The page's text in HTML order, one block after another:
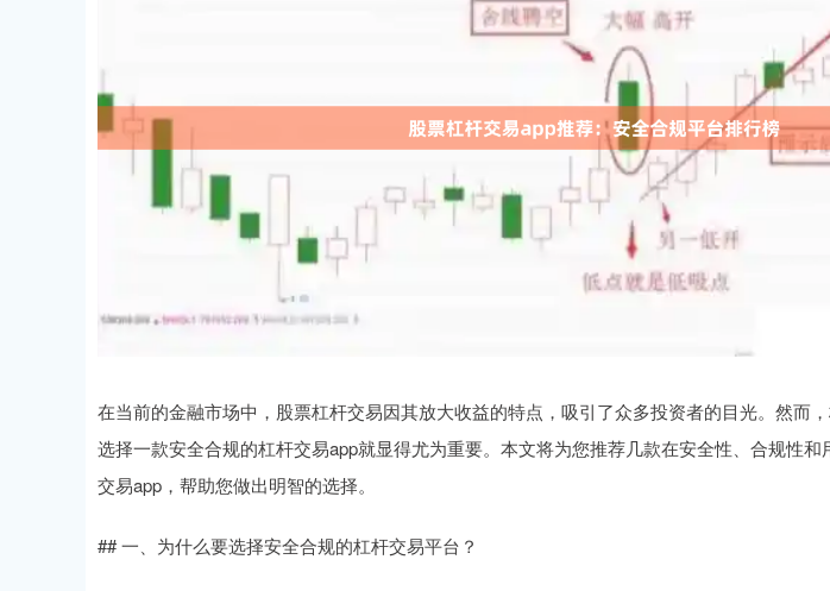
在当前的金融市场中，股票杠杆交易因其放大收益的特点，吸引了众多投资者的目光。然而
选择一款安全合规的杠杆交易app就显得尤为重要。本文将为您推荐几款在安全性、合规性
交易app，帮助您做出明智的选择。
## 一、为什么要选择安全合规的杠杆交易平台？